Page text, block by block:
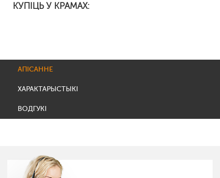
КУПІЦЬ У КРАМАХ:
АПІСАННЕ
ХАРАКТАРЫСТЫКІ
ВОДГУКІ